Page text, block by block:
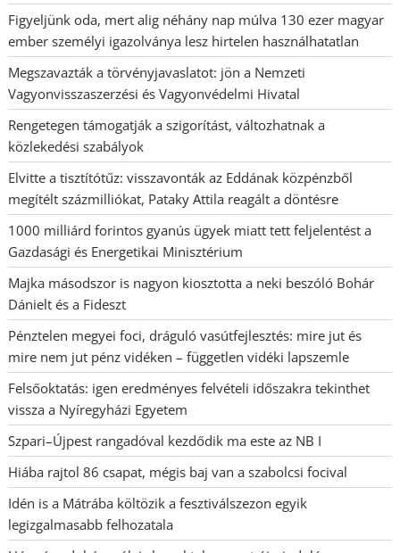
Figyeljünk oda, mert alig néhány nap múlva 130 ezer magyar
ember személyi igazolványa lesz hirtelen használhatatlan
Megszavazták a törvényjavaslatot: jön a Nemzeti
Vagyonvisszaszerzési és Vagyonvédelmi Hivatal
Rengetegen támogatják a szigorítást, változhatnak a
közlekedési szabályok
Elvitte a tisztítótűz: visszavonták az Eddának közpénzből
megítélt százmilliókat, Pataky Attila reagált a döntésre
1000 milliárd forintos gyanús ügyek miatt tett feljelentést a
Gazdasági és Energetikai Minisztérium
Majka másodszor is nagyon kiosztotta a neki beszóló Bohár
Dánielt és a Fideszt
Pénztelen megyei foci, dráguló vasútfejlesztés: mire jut és
mire nem jut pénz vidéken – független vidéki lapszemle
Felsőoktatás: igen eredményes felvételi időszakra tekinthet
vissza a Nyíregyházi Egyetem
Szpari–Újpest rangadóval kezdődik ma este az NB I
Hiába rajtol 86 csapat, mégis baj van a szabolcsi focival
Idén is a Mátrába költözik a fesztiválszezon egyik
legizgalmasabb felhozatala